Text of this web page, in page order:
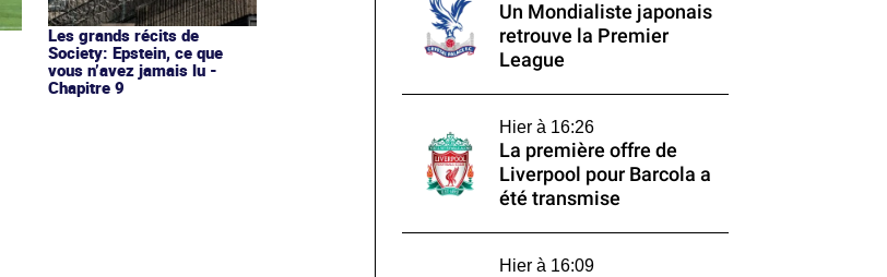
Les grands récits de
Society: Epstein, ce que
vous n’avez jamais lu -
Chapitre 9
Un Mondialiste japonais
retrouve la Premier
League
Hier à 16:26
La première offre de
Liverpool pour Barcola a
été transmise
Hier à 16:09